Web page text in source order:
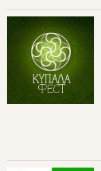
ПУБЛІКАЦІЇ